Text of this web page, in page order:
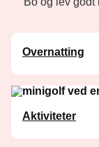
Overnatting
Aktiviteter